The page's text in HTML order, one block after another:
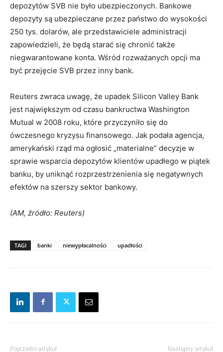
depozytów SVB nie było ubezpieczonych. Bankowe
depozyty są ubezpieczane przez państwo do wysokości
250 tys. dolarów, ale przedstawiciele administracji
zapowiedzieli, że będą starać się chronić także
niegwarantowane konta. Wśród rozważanych opcji ma
być przejęcie SVB przez inny bank.
Reuters zwraca uwagę, że upadek Silicon Valley Bank
jest największym od czasu bankructwa Washington
Mutual w 2008 roku, które przyczyniło się do
ówczesnego kryzysu finansowego. Jak podała agencja,
amerykański rząd ma ogłosić „materialne” decyzje w
sprawie wsparcia depozytów klientów upadłego w piątek
banku, by uniknąć rozprzestrzenienia się negatywnych
efektów na szerszy sektor bankowy.
(AM, źródło: Reuters)
TAGI banki niewypłacalności upadłości
Poprzedni artykuł Następny artykuł